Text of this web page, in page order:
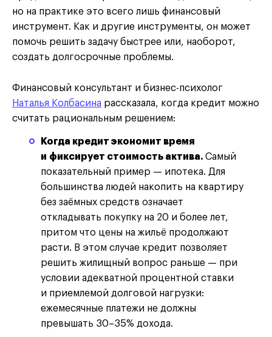
но на практике это всего лишь финансовый
инструмент. Как и другие инструменты, он может
помочь решить задачу быстрее или, наоборот,
создать долгосрочные проблемы.
Финансовый консультант и бизнес-психолог
Наталья Колбасина рассказала, когда кредит можно
считать рациональным решением:
Когда кредит экономит время
и фиксирует стоимость актива. Самый
показательный пример — ипотека. Для
большинства людей накопить на квартиру
без заёмных средств означает
откладывать покупку на 20 и более лет,
притом что цены на жильё продолжают
расти. В этом случае кредит позволяет
решить жилищный вопрос раньше — при
условии адекватной процентной ставки
и приемлемой долговой нагрузки:
ежемесячные платежи не должны
превышать 30–35% дохода.